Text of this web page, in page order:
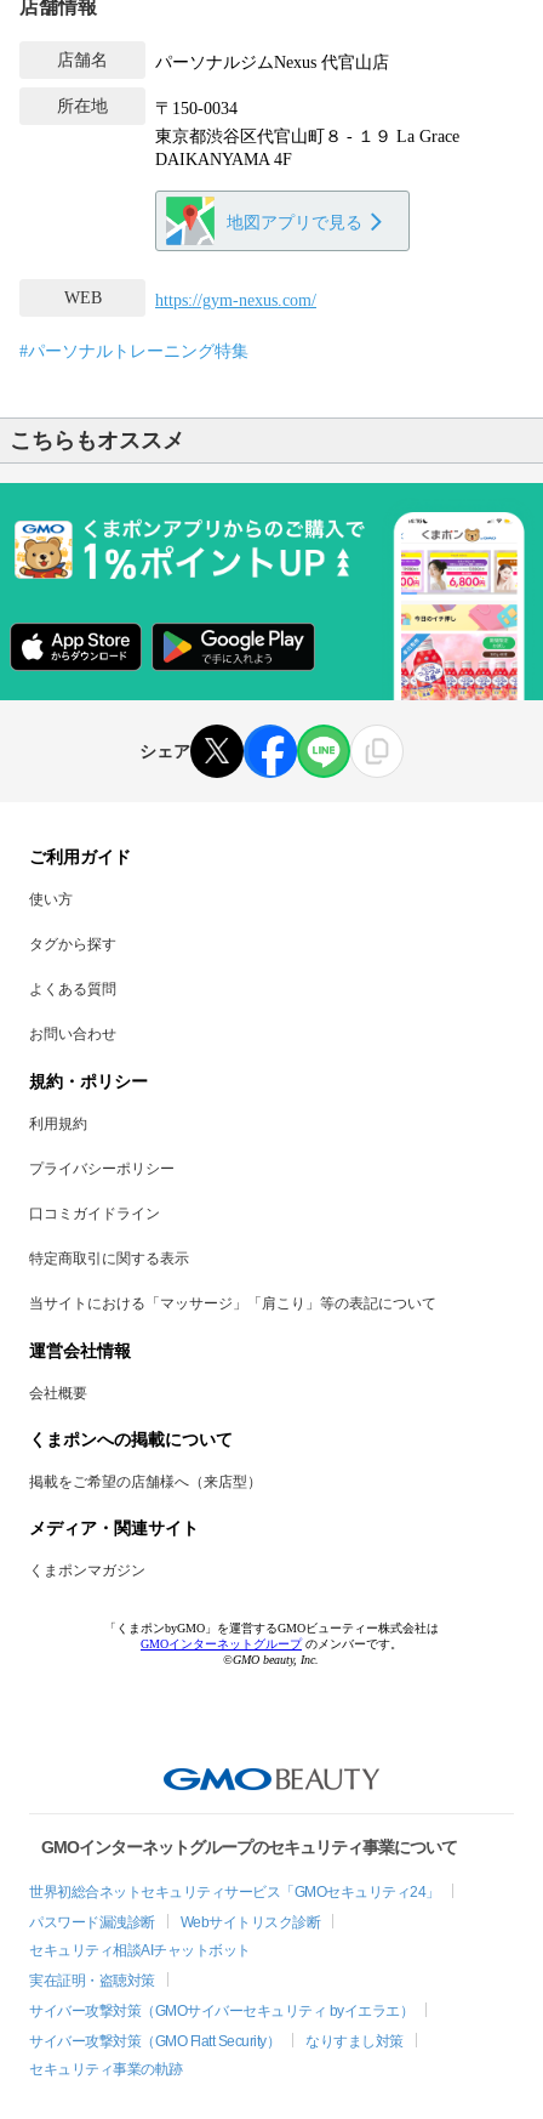
店舗情報
店舗名 パーソナルジムNexus 代官山店
所在地
〒150-0034
東京都渋谷区代官山町８ - １９ La Grace
DAIKANYAMA 4F
地図アプリで見る
WEB https://gym-nexus.com/
#パーソナルトレーニング特集
こちらもオススメ
シェア
ご利用ガイド
使い方
タグから探す
よくある質問
お問い合わせ
規約・ポリシー
利用規約
プライバシーポリシー
口コミガイドライン
特定商取引に関する表示
当サイトにおける「マッサージ」「肩こり」等の表記について
運営会社情報
会社概要
くまポンへの掲載について
掲載をご希望の店舗様へ（来店型）
メディア・関連サイト
くまポンマガジン
「くまポンbyGMO」を運営するGMOビューティー株式会社は
GMOインターネットグループのメンバーです。
©GMO beauty, Inc.
GMOインターネットグループのセキュリティ事業について
世界初総合ネットセキュリティサービス「GMOセキュリティ24」
パスワード漏洩診断
Webサイトリスク診断
セキュリティ相談AIチャットボット
実在証明・盗聴対策
サイバー攻撃対策（GMOサイバーセキュリティ byイエラエ）
サイバー攻撃対策（GMO Flatt Security）
なりすまし対策
セキュリティ事業の軌跡